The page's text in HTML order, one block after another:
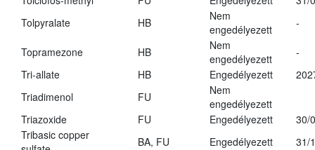
Tolpyralate
HB
Nem
engedélyezett
-
Topramezone HB
Nem
engedélyezett
-
Tri-allate
HB Engedélyezett
Triadimenol
FU
Nem
engedélyezett
Triazoxide
FU Engedélyezett
30/
Tribasic copper
BA, FU Engedélyezett
31/